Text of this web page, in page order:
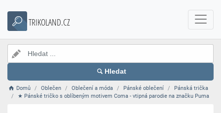
TRIKOLAND.CZ
Hledat
Domů Oblečen Oblečení a móda Pánské oblečení
Pánská trička
★ Pánské tričko s oblíbeným motivem Coma - vtipná parodie na značku Puma